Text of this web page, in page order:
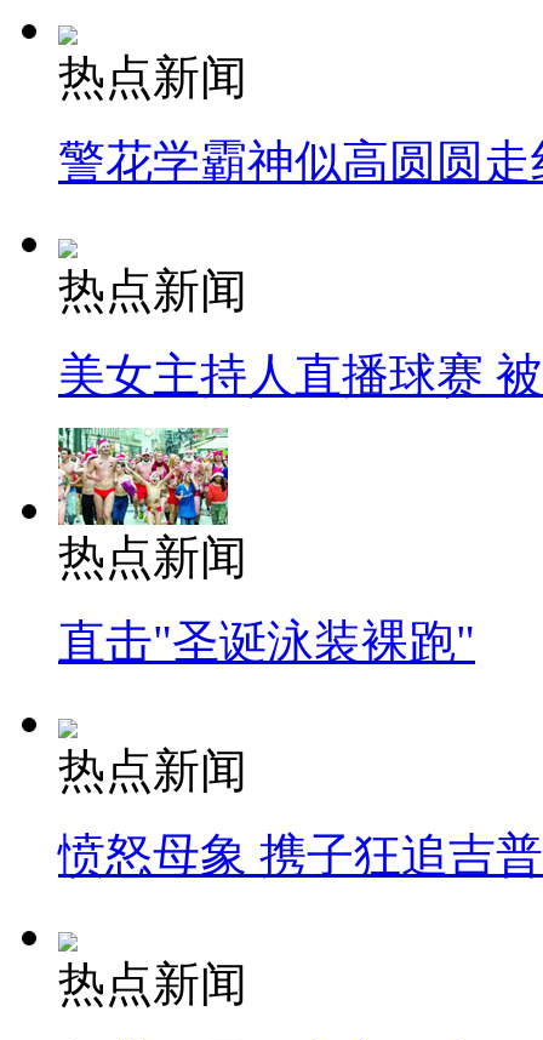
热点新闻
警花学霸神似高圆圆走
热点新闻
美女主持人直播球赛
热点新闻
直击"圣诞泳装裸跑"
热点新闻
愤怒母象 携子狂追吉
热点新闻